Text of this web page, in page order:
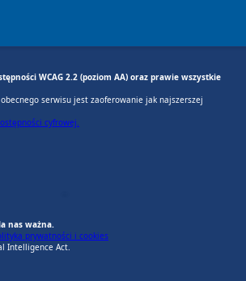
WCAG 2.2 (poziom AA) oraz prawie wszystkie
serwisu jest zaoferowanie jak najszerszej
cyfrowej.
nas ważna.
prywatności i cookies
Intelligence Act.